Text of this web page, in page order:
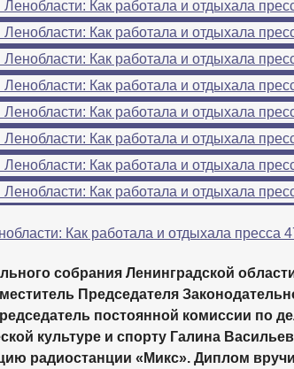
собрания Ленинградской
Председателя
постоянной комиссии по
культуре и спорту Галина
радиостанции «Микс». Диплом